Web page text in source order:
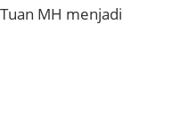
MH menjadi